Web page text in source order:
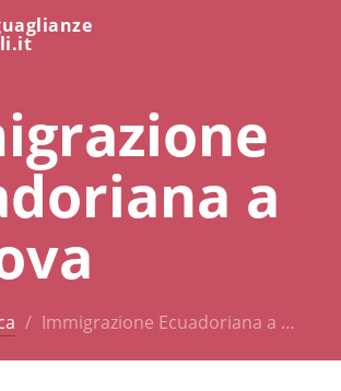
a
Immigrazione Ecuadoriana a …